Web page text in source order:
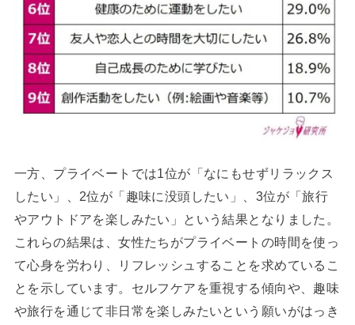
一方、プライベートでは1位が「なにもせずリラックス
したい」、2位が「趣味に没頭したい」、3位が「旅行
やアウトドアを楽しみたい」という結果となりました。
これらの結果は、女性たちがプライベートの時間を使っ
て心身を労わり、リフレッシュすることを求めているこ
とを示しています。セルフケアを重視する傾向や、趣味
や旅行を通じて非日常を楽しみたいという願いがはっき